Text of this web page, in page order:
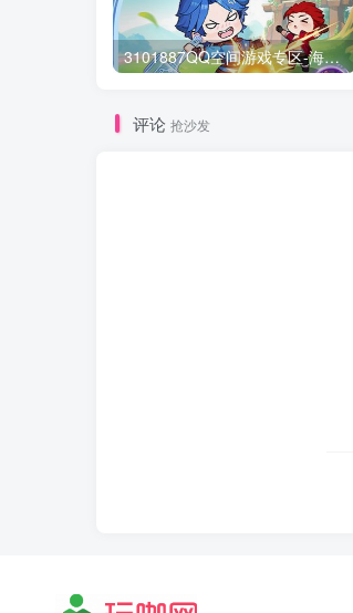
3101887QQ空间游戏专区-海量小游戏免费玩
评论 抢沙发